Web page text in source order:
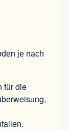
je nach
für die